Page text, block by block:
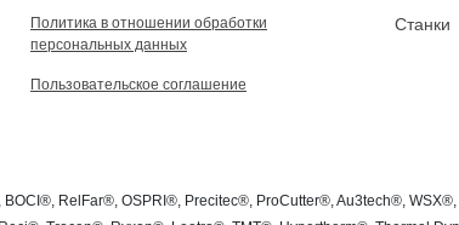
Политика в отношении обработки
персональных данных
Пользовательское соглашение
Станки
RelFar®, OSPRI®, Precitec®, ProCutter®, Au3tech®,